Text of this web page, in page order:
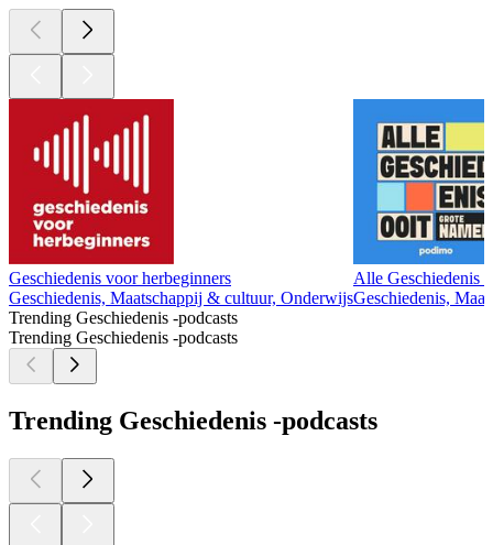
Geschiedenis voor herbeginners
Geschiedenis, Maatschappij & cultuur, Onderwijs
Alle Geschiedenis
Geschiedenis,
Trending Geschiedenis -podcasts
Trending Geschiedenis -podcasts
Trending Geschiedenis -podcasts